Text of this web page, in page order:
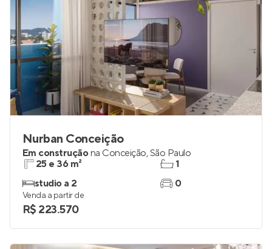
Nurban Conceição
Em construçãona Conceição,São Paulo
25 e 36 m²
studio a 2
1
0
Venda a partir de
R$ 223.570